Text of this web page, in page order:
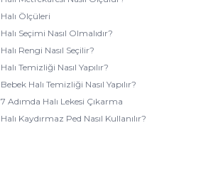
Halı Ölçüleri
Halı Seçimi Nasıl Olmalıdır?
Halı Rengi Nasıl Seçilir?
Halı Temizliği Nasıl Yapılır?
Bebek Halı Temizliği Nasıl Yapılır?
7 Adımda Halı Lekesi Çıkarma
Halı Kaydırmaz Ped Nasıl Kullanılır?